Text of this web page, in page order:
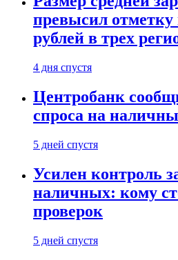
превысил отметку
рублей в трех
4 дня спустя
Центробанк
спроса на
5 дней спустя
Усилен контроль
наличных: кому
проверок
5 дней спустя